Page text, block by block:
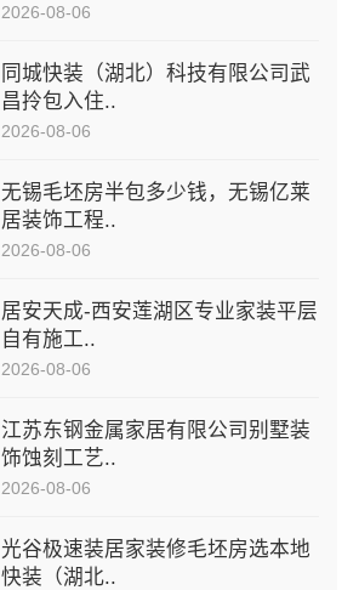
2026-08-06
同城快装（湖北）科技有限公司武
昌拎包入住..
2026-08-06
无锡毛坯房半包多少钱，无锡亿莱
居装饰工程..
2026-08-06
居安天成-西安莲湖区专业家装平层
自有施工..
2026-08-06
江苏东钢金属家居有限公司别墅装
饰蚀刻工艺..
2026-08-06
光谷极速装居家装修毛坯房选本地
快装（湖北..